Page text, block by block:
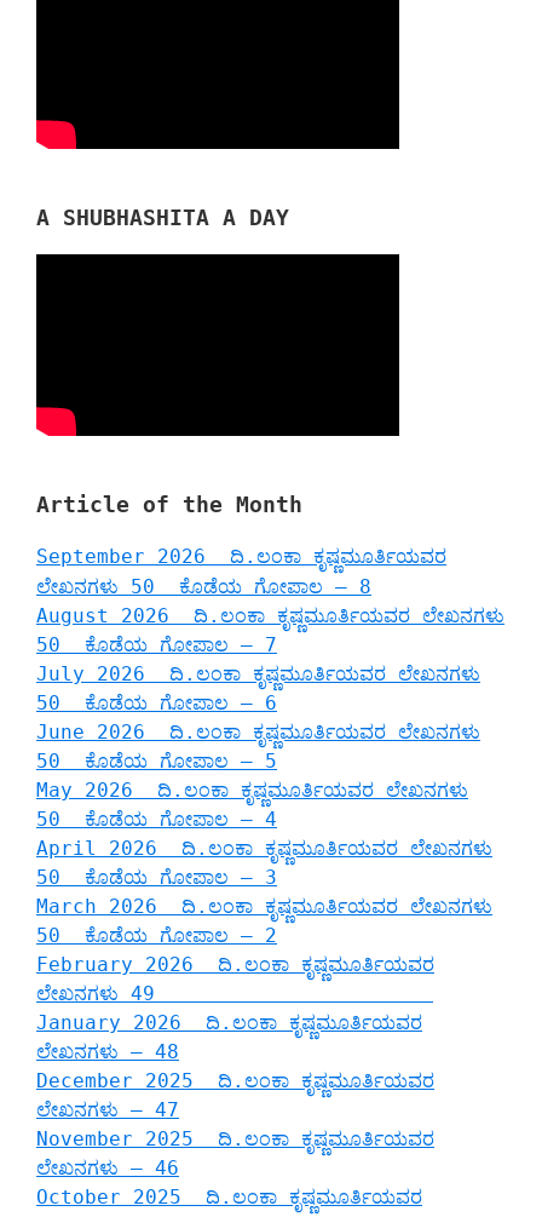
A SHUBHASHITA A DAY
Article of the Month
September 2026 ದಿ.ಲಂಕಾ ಕೃಷ್ಣಮೂರ್ತಿಯವರ
ಲೇಖನಗಳು 50 ಕೊಡೆಯ ಗೋಪಾಲ – 8
August 2026 ದಿ.ಲಂಕಾ ಕೃಷ್ಣಮೂರ್ತಿಯವರ ಲೇಖನಗಳು
50 ಕೊಡೆಯ ಗೋಪಾಲ – 7
July 2026 ದಿ.ಲಂಕಾ ಕೃಷ್ಣಮೂರ್ತಿಯವರ ಲೇಖನಗಳು
50 ಕೊಡೆಯ ಗೋಪಾಲ – 6
June 2026 ದಿ.ಲಂಕಾ ಕೃಷ್ಣಮೂರ್ತಿಯವರ ಲೇಖನಗಳು
50 ಕೊಡೆಯ ಗೋಪಾಲ – 5
May 2026 ದಿ.ಲಂಕಾ ಕೃಷ್ಣಮೂರ್ತಿಯವರ ಲೇಖನಗಳು
50 ಕೊಡೆಯ ಗೋಪಾಲ – 4
April 2026 ದಿ.ಲಂಕಾ ಕೃಷ್ಣಮೂರ್ತಿಯವರ ಲೇಖನಗಳು
50 ಕೊಡೆಯ ಗೋಪಾಲ – 3
March 2026 ದಿ.ಲಂಕಾ ಕೃಷ್ಣಮೂರ್ತಿಯವರ ಲೇಖನಗಳು
50 ಕೊಡೆಯ ಗೋಪಾಲ – 2
February 2026 ದಿ.ಲಂಕಾ ಕೃಷ್ಣಮೂರ್ತಿಯವರ
ಲೇಖನಗಳು 49
January 2026 ದಿ.ಲಂಕಾ ಕೃಷ್ಣಮೂರ್ತಿಯವರ
ಲೇಖನಗಳು – 48
December 2025 ದಿ.ಲಂಕಾ ಕೃಷ್ಣಮೂರ್ತಿಯವರ
ಲೇಖನಗಳು – 47
November 2025 ದಿ.ಲಂಕಾ ಕೃಷ್ಣಮೂರ್ತಿಯವರ
ಲೇಖನಗಳು – 46
October 2025 ದಿ.ಲಂಕಾ ಕೃಷ್ಣಮೂರ್ತಿಯವರ